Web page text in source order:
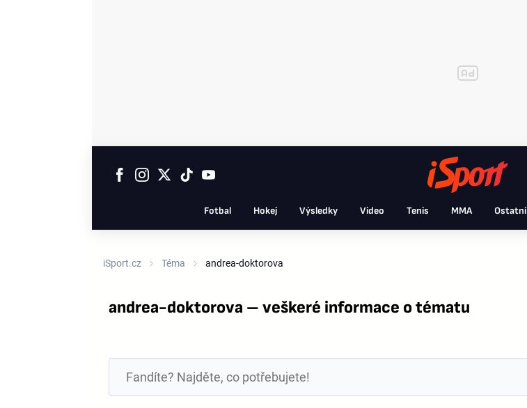
Fotbal Hokej Výsledky Video Tenis MMA Ostatní
iSport.cz Téma andrea-doktorova
andrea-doktorova – veškeré informace o tématu